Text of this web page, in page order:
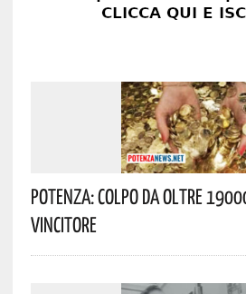
Potenza: Colpo Da Oltre
Vincitore